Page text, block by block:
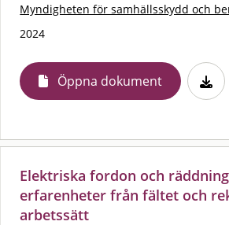
Myndigheten för samhällsskydd och
2024
Öppna dokument
Elektriska fordon och
erfarenheter från fältet och
arbetssätt